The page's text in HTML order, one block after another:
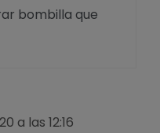
bombilla que
a las 12:16